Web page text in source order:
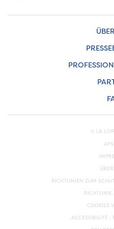
© LA
RICHTLINIEN ZUM
RICHTLINIE
COOKIES
ACCESSIBILITÉ